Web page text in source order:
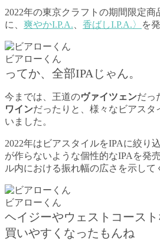
2022年の東京クラフトの期間限定商
に、 爽やかI.P.A. 香ばしI.P.A.〉 を
ビアローくん
ってか、全部IPAじゃん。
今までは、王道のヴァイツェンだっ
ワインだったりと、様々なビアスタ
いました。
2022年はビアスタイルをIPAに絞り
が作らないような個性的なIPAを発
ル内における振れ幅の広さを示して
ビアローくん
ヘイジーやウェストコース
買いやすくなったもんね